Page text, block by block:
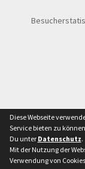
Diese Webseite
Service bieten zu
Du unter Datenschutz.
Mit der Nutzung der
Verwendung von